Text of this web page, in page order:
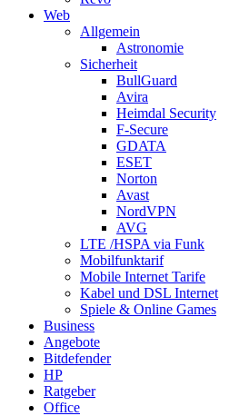
Web
Allgemein
Astronomie
Sicherheit
BullGuard
Avira
Heimdal Security
F-Secure
GDATA
ESET
Norton
Avast
NordVPN
AVG
LTE /HSPA via Funk
Mobilfunktarif
Mobile Internet Tarife
Kabel und DSL Internet
Spiele & Online Games
Business
Angebote
Bitdefender
HP
Ratgeber
Office